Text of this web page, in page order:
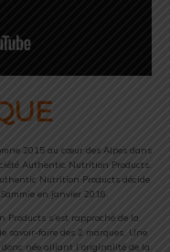
2015 au cœur des Alpes dans
Authentic Nutrition Products.
Nutrition Products décide
en janvier 2016.
s’est rapproché de la
savoir-faire des 2 marques. Une
donc née alliant l’originalité de la